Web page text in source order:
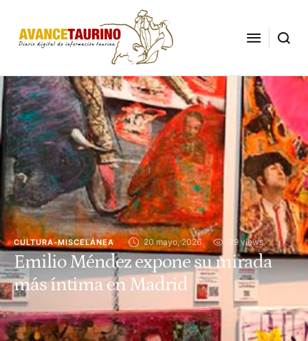
CULTURA-MISCELÁNEA 20 mayo, 2026 39 views
Emilio Méndez expone su mirada
más íntima en Madrid